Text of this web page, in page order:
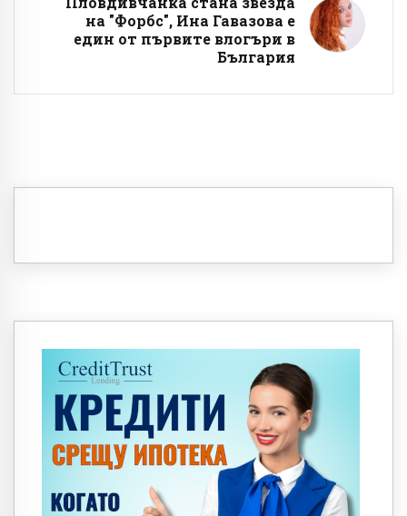
на "Форбс", Ина Гавазова е
един от първите влогъри в
България